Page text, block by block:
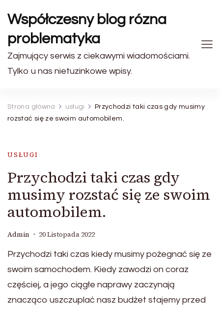
Współczesny blog rózna
problematyka
Zajmujący serwis z ciekawymi wiadomościami.
Tylko u nas nietuzinkowe wpisy.
Strona główna usługi
Przychodzi taki czas gdy musimy
rozstać się ze swoim automobilem.
USŁUGI
Przychodzi taki czas gdy
musimy rozstać się ze swoim
automobilem.
Admin 20 Listopada 2022
Przychodzi taki czas kiedy musimy pożegnać się ze
swoim samochodem. Kiedy zawodzi on coraz
częściej, a jego ciągłe naprawy zaczynają
znacząco uszczuplać nasz budżet stajemy przed